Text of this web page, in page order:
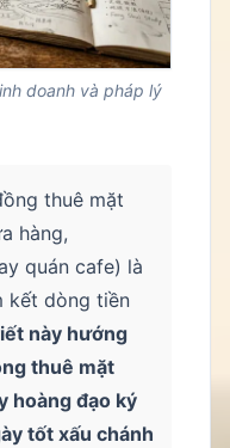
doanh và pháp lý
thuê mặt
hàng,
quán cafe) là
kết dòng tiền
này hướng
thuê mặt
hoàng đạo ký
tốt xấu chánh